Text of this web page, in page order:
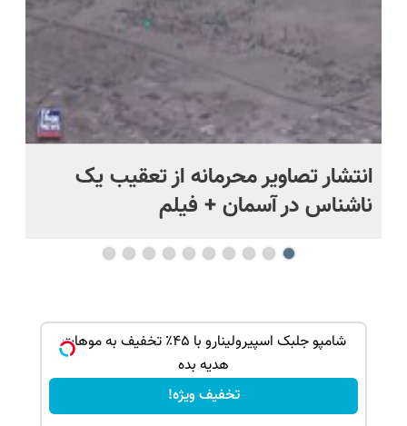
انتشار تصاویر محرمانه از تعقیب یک
ناشناس در آسمان + فیلم
شامپو جلبک اسپیرولینارو با ۴۵٪ تخفیف به موهات
هدیه بده
تخفیف ویژه!